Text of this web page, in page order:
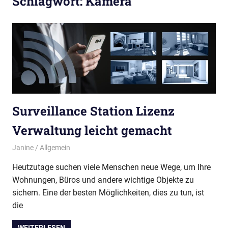
Surveillance Station Lizenz
Verwaltung leicht gemacht
1. Februar 2022
Janine Allgemein
Heutzutage suchen viele Menschen neue Wege, um Ihre
Wohnungen, Büros und andere wichtige Objekte zu
sichern. Eine der besten Möglichkeiten, dies zu tun, ist
die